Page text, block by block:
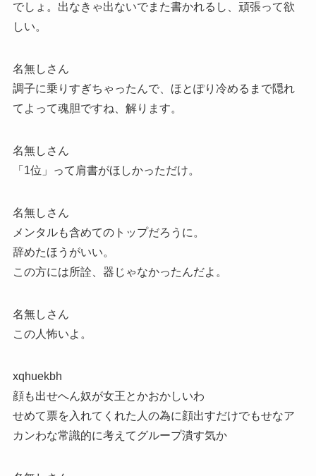
でしょ。出なきゃ出ないでまた書かれるし、頑張って欲
しい。
名無しさん
調子に乗りすぎちゃったんで、ほとぽり冷めるまで隠れ
てよって魂胆ですね、解ります。
名無しさん
「1位」って肩書がほしかっただけ。
名無しさん
メンタルも含めてのトップだろうに。
辞めたほうがいい。
この方には所詮、器じゃなかったんだよ。
名無しさん
この人怖いよ。
xqhuekbh
顔も出せへん奴が女王とかおかしいわ
せめて票を入れてくれた人の為に顔出すだけでもせなア
カンわな常識的に考えてグループ潰す気か